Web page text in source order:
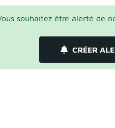
souhaitez être alerté de
CRÉER